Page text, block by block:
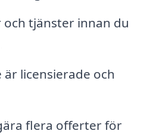
och tjänster innan du
är licensierade och
flera offerter för